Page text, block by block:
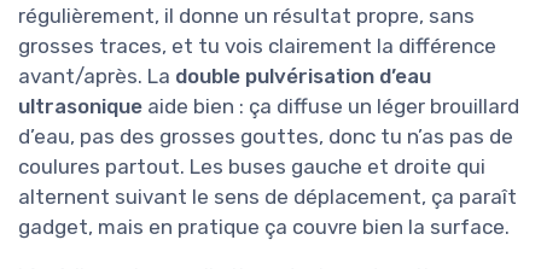
régulièrement, il donne un résultat propre, sans
grosses traces, et tu vois clairement la différence
avant/après. La double pulvérisation d’eau
ultrasonique aide bien : ça diffuse un léger brouillard
d’eau, pas des grosses gouttes, donc tu n’as pas de
coulures partout. Les buses gauche et droite qui
alternent suivant le sens de déplacement, ça paraît
gadget, mais en pratique ça couvre bien la surface.